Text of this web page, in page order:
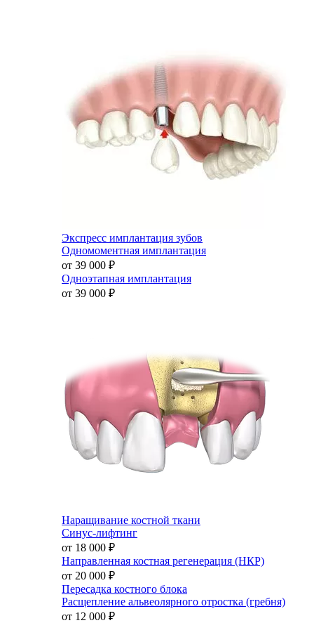
Экспресс имплантация зубов
Одномоментная имплантация
от 39 000 ₽
Одноэтапная имплантация
от 39 000 ₽
Наращивание костной ткани
Синус-лифтинг
от 18 000 ₽
Направленная костная регенерация (НКР)
от 20 000 ₽
Пересадка костного блока
Расщепление альвеолярного отростка (гребня)
от 12 000 ₽